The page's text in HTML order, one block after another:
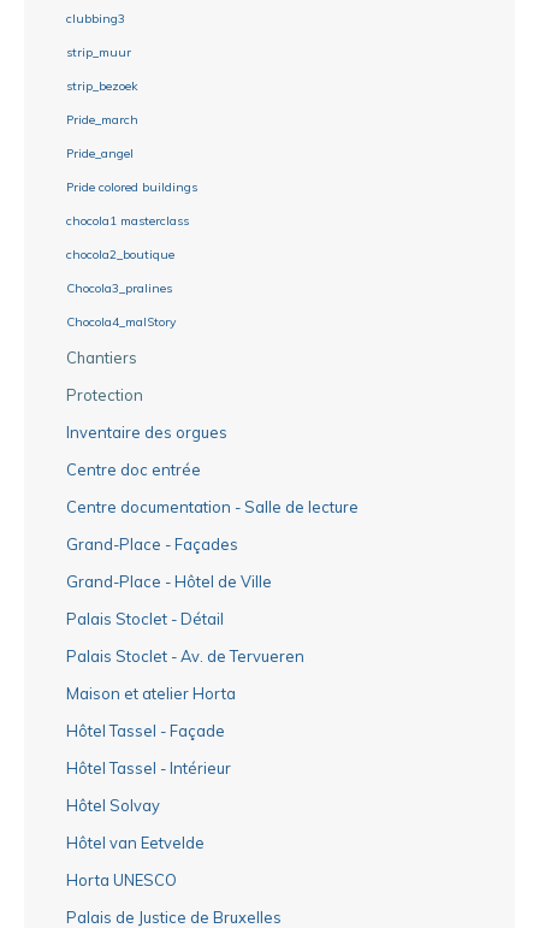
clubbing3
strip_muur
strip_bezoek
Pride_march
Pride_angel
Pride colored buildings
chocola1 masterclass
chocola2_boutique
Chocola3_pralines
Chocola4_malStory
Chantiers
Protection
Inventaire des orgues
Centre doc entrée
Centre documentation - Salle de lecture
Grand-Place - Façades
Grand-Place - Hôtel de Ville
Palais Stoclet - Détail
Palais Stoclet - Av. de Tervueren
Maison et atelier Horta
Hôtel Tassel - Façade
Hôtel Tassel - Intérieur
Hôtel Solvay
Hôtel van Eetvelde
Horta UNESCO
Palais de Justice de Bruxelles